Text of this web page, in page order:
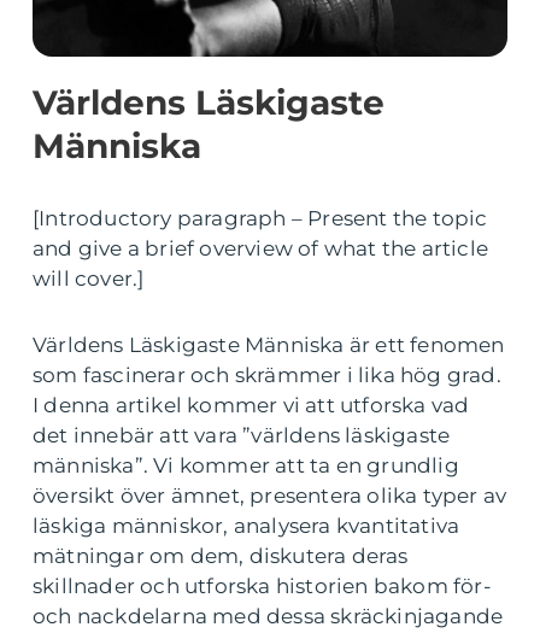
Världens Läskigaste
Människa
[Introductory paragraph – Present the topic
and give a brief overview of what the article
will cover.]
Världens Läskigaste Människa är ett fenomen
som fascinerar och skrämmer i lika hög grad.
I denna artikel kommer vi att utforska vad
det innebär att vara ”världens läskigaste
människa”. Vi kommer att ta en grundlig
översikt över ämnet, presentera olika typer av
läskiga människor, analysera kvantitativa
mätningar om dem, diskutera deras
skillnader och utforska historien bakom för-
och nackdelarna med dessa skräckinjagande